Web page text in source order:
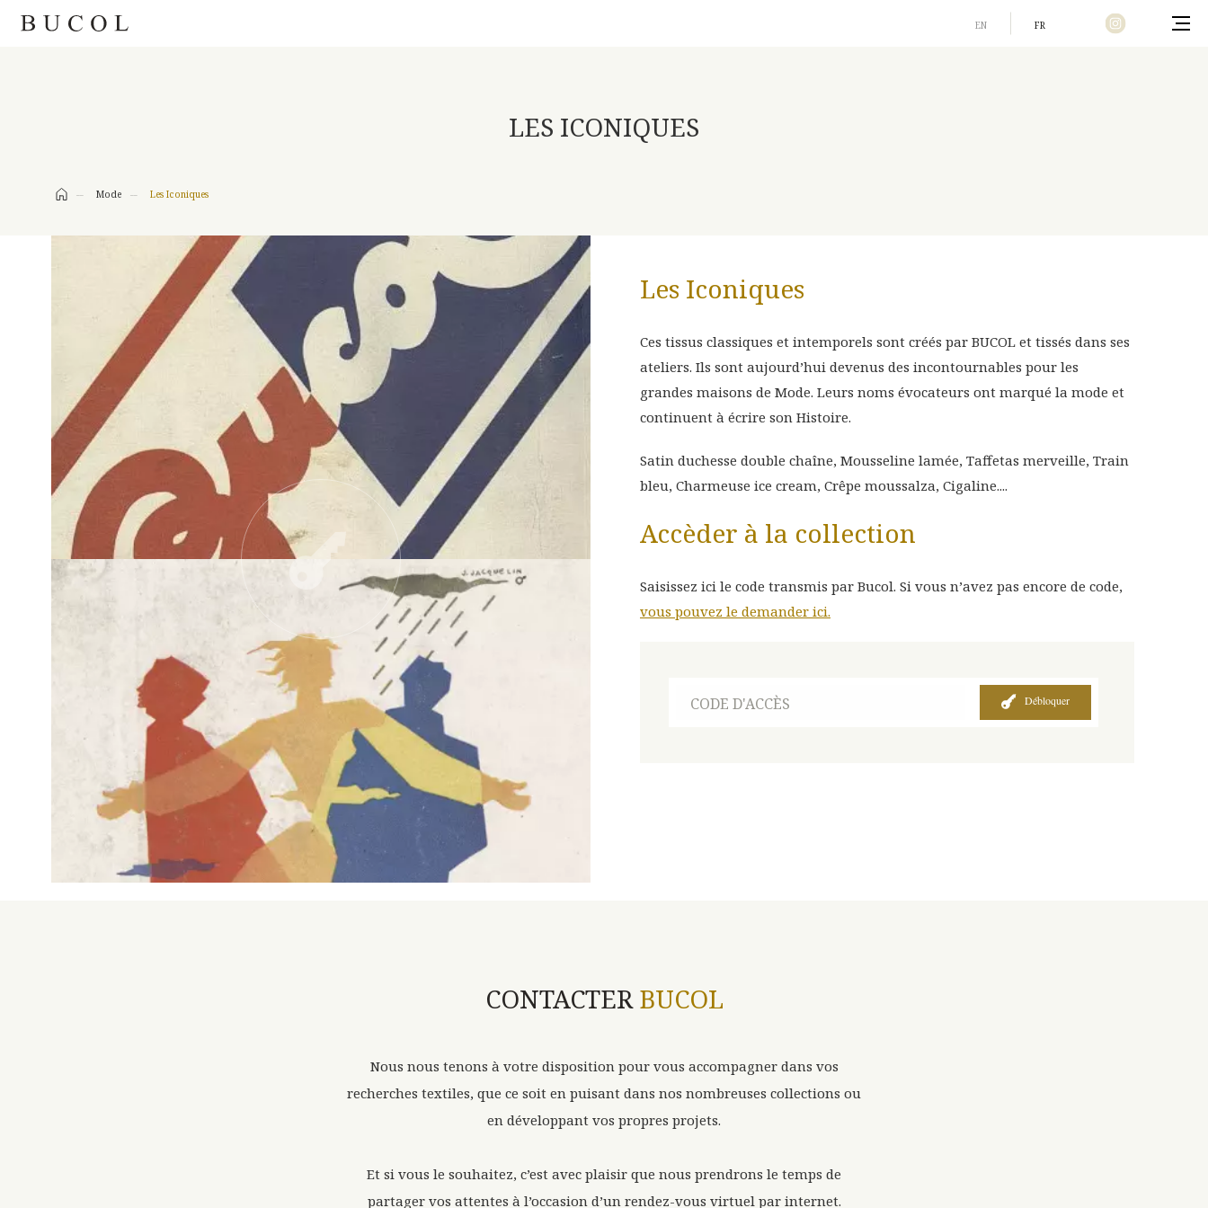
EN FR
LE SOUFFLE DU TEMPS
LET’S TWEED AND
JUNGLE
NOUVEL ÉCLECTISME
UNE COLLECTION
SIGNATURE
LES ICONIQUES
Mode Les Iconiques
Les Iconiques
Ces tissus classiques et intemporels sont créés par BUCOL et tissés dans ses
ateliers. Ils sont aujourd’hui devenus des incontournables pour les
grandes maisons de Mode. Leurs noms évocateurs ont marqué la mode et
continuent à écrire son Histoire.
Satin duchesse double chaîne, Mousseline lamée, Taffetas merveille, Train
bleu, Charmeuse ice cream, Crêpe moussalza, Cigaline....
Accèder à la collection
Saisissez ici le code transmis par Bucol. Si vous n’avez pas encore de code,
vous pouvez le demander ici.
Débloquer
CONTACTERBUCOL
Nous nous tenons à votre disposition pour vous accompagner dans vos
recherches textiles, que ce soit en puisant dans nos nombreuses collections ou
en développant vos propres projets.
Et si vous le souhaitez, c’est avec plaisir que nous prendrons le temps de
partager vos attentes à l’occasion d’un rendez-vous virtuel par internet.